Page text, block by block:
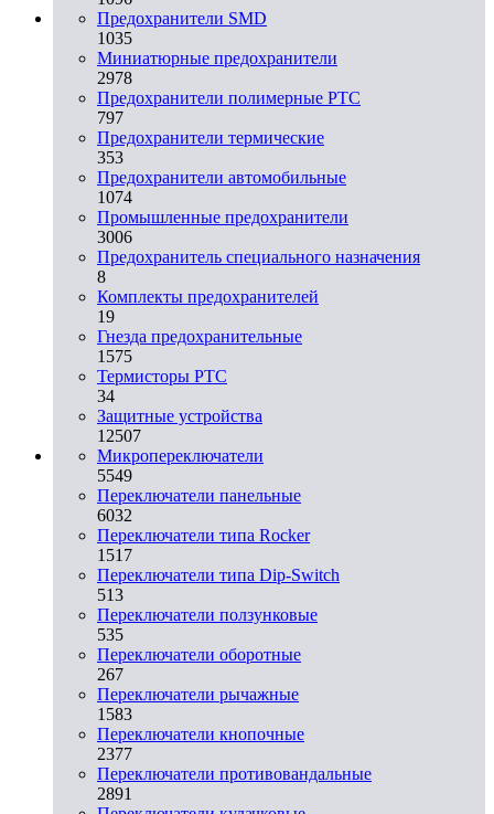
Предохранители SMD
1035
Миниатюрные предохранители
2978
Предохранители полимерные PTC
797
Предохранители термические
353
Предохранители автомобильные
1074
Промышленные предохранители
3006
Предохранитель специального назначения
8
Комплекты предохранителей
19
Гнезда предохранительные
1575
Термисторы PTC
34
Защитные устройства
12507
Микропереключатели
5549
Переключатели панельные
6032
Переключатели типа Rocker
1517
Переключатели типа Dip-Switch
513
Переключатели ползунковые
535
Переключатели оборотные
267
Переключатели рычажные
1583
Переключатели кнопочные
2377
Переключатели противовандальные
2891